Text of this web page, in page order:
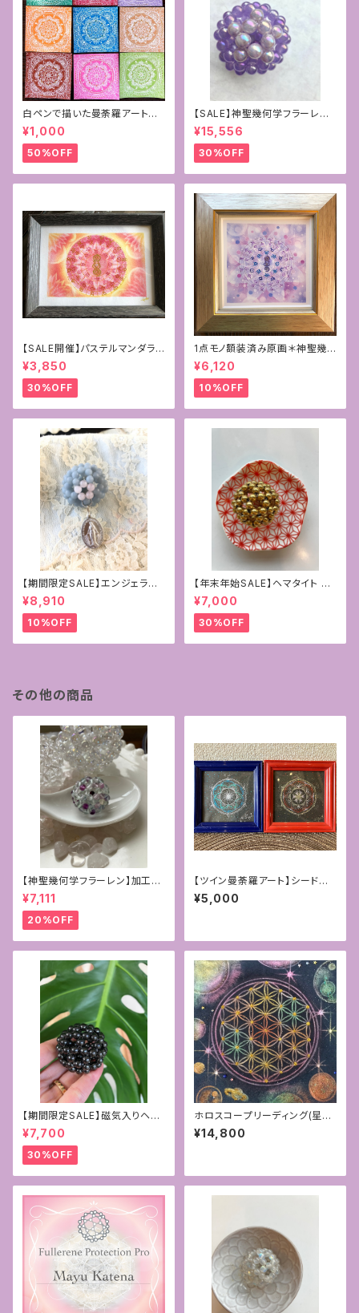
白ペンで描いた曼荼羅アート原
画
¥1,000
50%OFF
【SALE】神聖幾何学フラーレン~
パープルカルセドニー×ラベンダ
ーアメジスト10mm
¥15,556
30%OFF
【SALE開催】パステルマンダラ
+フトマニ図アート〜新生〜
¥3,850
30%OFF
1点モノ額装済み原画＊神聖幾
何学フラワーオブライフ＋フトマ
ニ図アート[覚醒]
¥6,120
10%OFF
【期間限定SALE】エンジェライ
ト&ローズクォーツ4mmフラー
レン+マリア様の奇跡のメダイ
¥8,910
10%OFF
【年末年始SALE】ヘマタイト ゴ
ールドコーティング
¥7,000
30%OFF
その他の商品
【神聖幾何学フラーレン】加工サ
ービス付き☆4mmフローライト
＊ペンダントトップ
¥7,111
20%OFF
【ツイン曼荼羅アート】シードオ
ブライフ~生命の種子~2枚組
¥5,000
【期間限定SALE】磁気入りヘマ
タイトの6mmフラーレン〜守
護〜
¥7,700
30%OFF
ホロスコープリーディング(星読
み)25分付きオリジナルフラワー
オブライフアート
¥14,800